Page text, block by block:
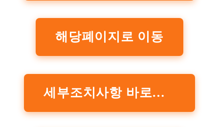
해당폐이지로 이동
세부조치사항 바로가기